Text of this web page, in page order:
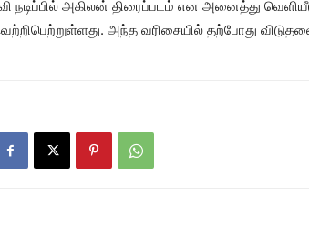
நடிப்பில் அகிலன் திரைப்படம் என அனைத்து
அந்த வரிசையில் தற்போது